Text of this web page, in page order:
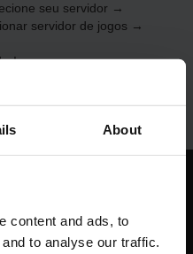
About
content and ads, to
to analyse our traffic.
seu servidor →
servidor de jogos →